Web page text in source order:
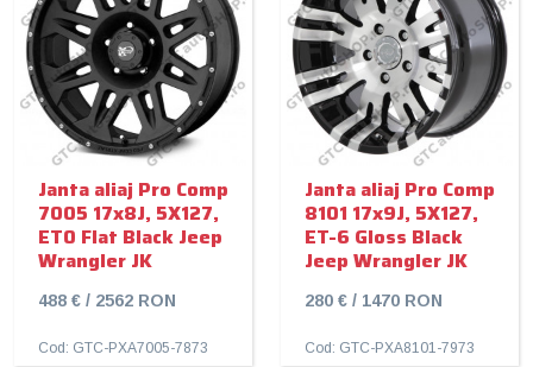
Janta aliaj Pro Comp
7005 17x8J, 5X127,
ET0 Flat Black Jeep
Wrangler JK
488 € / 2562 RON
Cod: GTC-PXA7005-7873
Janta aliaj Pro Comp
8101 17x9J, 5X127,
ET-6 Gloss Black
Jeep Wrangler JK
280 € / 1470 RON
Cod: GTC-PXA8101-7973